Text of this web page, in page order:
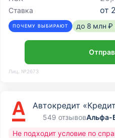
Ставка от
ПОЧЕМУ ВЫБИРАЮТ до 8 млн ₽
Лиц. №2673
Автокредит
549 отзывовАльфа-
Не подходит условие по